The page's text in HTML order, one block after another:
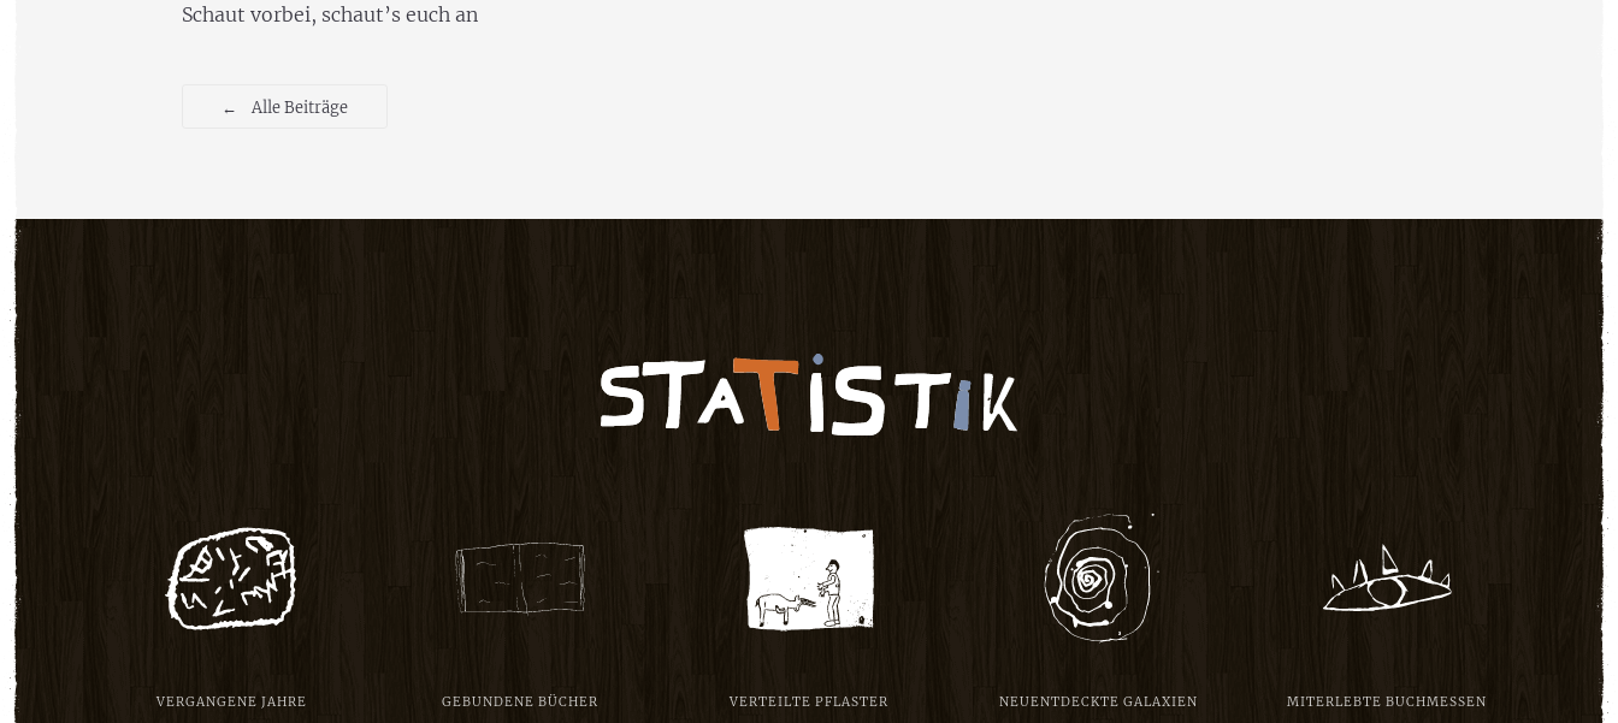
Schaut vorbei, schaut’s euch an
← Alle Beiträge
VERGANGENE JAHRE GEBUNDENE BÜCHER VERTEILTE PFLASTER NEUENTDECKTE GALAXIEN MITERLEBTE BUCHMESSEN